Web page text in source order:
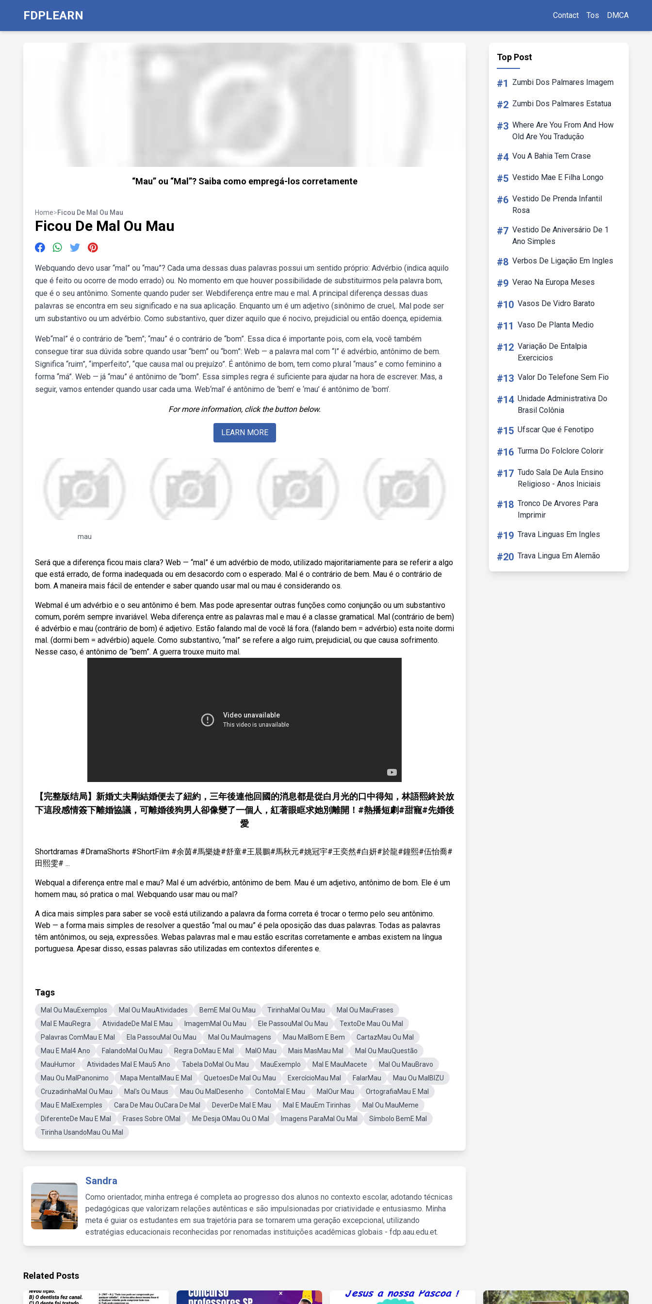
FDPLEARN Contact Tos DMCA
“Mau” ou “Mal”? Saiba como empregá-los corretamente
Home>Ficou De Mal Ou Mau
Ficou De Mal Ou Mau
Webquando devo usar “mal” ou “mau”? Cada uma dessas duas palavras possui um sentido próprio: Advérbio (indica aquilo
que é feito ou ocorre de modo errado) ou. No momento em que houver possibilidade de substituirmos pela palavra bom,
que é o seu antônimo. Somente quando puder ser. Webdiferença entre mau e mal. A principal diferença dessas duas
palavras se encontra em seu significado e na sua aplicação. Enquanto um é um adjetivo (sinônimo de cruel,. Mal pode ser
um substantivo ou um advérbio. Como substantivo, quer dizer aquilo que é nocivo, prejudicial ou então doença, epidemia.
Web“mal” é o contrário de “bem”; “mau” é o contrário de “bom”. Essa dica é importante pois, com ela, você também
consegue tirar sua dúvida sobre quando usar “bem” ou “bom”: Web — a palavra mal com “l” é advérbio, antônimo de bem.
Significa “ruim”, “imperfeito”, “que causa mal ou prejuízo”. É antônimo de bom, tem como plural “maus” e como feminino a
forma “má”. Web — já “mau” é antônimo de “bom”. Essa simples regra é suficiente para ajudar na hora de escrever. Mas, a
seguir, vamos entender quando usar cada uma. Web‘mal’ é antônimo de ‘bem’ e ‘mau’ é antônimo de ‘bom’.
For more information, click the button below.
LEARN MORE
mau
Será que a diferença ficou mais clara? Web — “mal” é um advérbio de modo, utilizado majoritariamente para se referir a algo
que está errado, de forma inadequada ou em desacordo com o esperado. Mal é o contrário de bem. Mau é o contrário de
bom. A maneira mais fácil de entender e saber quando usar mal ou mau é considerando os.
Webmal é um advérbio e o seu antônimo é bem. Mas pode apresentar outras funções como conjunção ou um substantivo
comum, porém sempre invariável. Weba diferença entre as palavras mal e mau é a classe gramatical. Mal (contrário de bem)
é advérbio e mau (contrário de bom) é adjetivo. Estão falando mal de você lá fora. (falando bem = advérbio) esta noite dormi
mal. (dormi bem = advérbio) aquele. Como substantivo, “mal” se refere a algo ruim, prejudicial, ou que causa sofrimento.
Nesse caso, é antônimo de “bem”. A guerra trouxe muito mal.
【完整版结局】新婚丈夫剛結婚便去了紐約，三年後連他回國的消息都是從白月光的口中得知，林語熙終於放
下這段感情簽下離婚協議，可離婚後狗男人卻像變了一個人，紅著眼眶求她別離開！#熱播短劇#甜寵#先婚後
愛
Shortdramas #DramaShorts #ShortFilm #余茵#馬樂婕#舒童#王晨鵬#馬秋元#姚冠宇#王奕然#白妍#於龍#鐘熙#伍怡喬#
田熙雯# ...
Webqual a diferença entre mal e mau? Mal é um advérbio, antônimo de bem. Mau é um adjetivo, antônimo de bom. Ele é um
homem mau, só pratica o mal. Webquando usar mau ou mal?
A dica mais simples para saber se você está utilizando a palavra da forma correta é trocar o termo pelo seu antônimo.
Web — a forma mais simples de resolver a questão “mal ou mau” é pela oposição das duas palavras. Todas as palavras
têm antônimos, ou seja, expressões. Webas palavras mal e mau estão escritas corretamente e ambas existem na língua
portuguesa. Apesar disso, essas palavras são utilizadas em contextos diferentes e.
Tags
Mal Ou MauExemplos Mal Ou MauAtividades BemE Mal Ou Mau TirinhaMal Ou Mau
Mal Ou MauFrases
Mal E MauRegra
AtividadeDe Mal E Mau ImagemMal Ou Mau Ele PassouMal Ou Mau
TextoDe Mau Ou Mal
Palavras ComMau E Mal
Ela PassouMal Ou Mau Mal Ou MauImagens Mau MalBom E Bem
CartazMau Ou Mal
Mau E Mal4 Ano
FalandoMal Ou Mau Regra DoMau E Mal MalO Mau Mais MasMau Mal
Mal Ou MauQuestão
MauHumor
Atividades Mal E Mau5 Ano Tabela DoMal Ou Mau MauExemplo Mal E MauMacete
Mal Ou MauBravo
Mau Ou MalPanonimo
Mapa MentalMau E Mal QuetoesDe Mal Ou Mau ExercícioMau Mal FalarMau
Mau Ou MalBIZU
CruzadinhaMal Ou Mau
Mal's Ou Maus Mau Ou MalDesenho ContoMal E Mau MalOur Mau
OrtografiaMau E Mal
Mau E MalExemples
Cara De Mau OuCara De Mal DeverDe Mal E Mau Mal E MauEm Tirinhas
Mal Ou MauMeme
DiferenteDe Mau E Mal
Frases Sobre OMal Me Desja OMau Ou O Mal Imagens ParaMal Ou Mal
Símbolo BemE Mal
Tirinha UsandoMau Ou Mal
Sandra
Como orientador, minha entrega é completa ao progresso dos alunos no contexto escolar, adotando técnicas
pedagógicas que valorizam relações autênticas e são impulsionadas por criatividade e entusiasmo. Minha
meta é guiar os estudantes em sua trajetória para se tornarem uma geração excepcional, utilizando
estratégias educacionais reconhecidas por renomadas instituições acadêmicas globais - fdp.aau.edu.et.
Top Post
#1 Zumbi Dos Palmares Imagem
#2 Zumbi Dos Palmares Estatua
#3 Where Are You From And How
Old Are You Tradução
#4 Vou A Bahia Tem Crase
#5 Vestido Mae E Filha Longo
#6 Vestido De Prenda Infantil
Rosa
#7 Vestido De Aniversário De 1
Ano Simples
#8 Verbos De Ligação Em Ingles
#9 Verao Na Europa Meses
#10 Vasos De Vidro Barato
#11 Vaso De Planta Medio
#12 Variação De Entalpia
Exercicios
#13 Valor Do Telefone Sem Fio
#14 Unidade Administrativa Do
Brasil Colônia
#15 Ufscar Que é Fenotipo
#16 Turma Do Folclore Colorir
#17 Tudo Sala De Aula Ensino
Religioso - Anos Iniciais
#18 Tronco De Arvores Para
Imprimir
#19 Trava Linguas Em Ingles
#20 Trava Lingua Em Alemão
Related Posts